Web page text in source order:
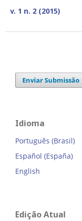
v. 1 n. 2 (2015)
Enviar Submissão
Idioma
Português (Brasil)
Español (España)
English
Edição Atual